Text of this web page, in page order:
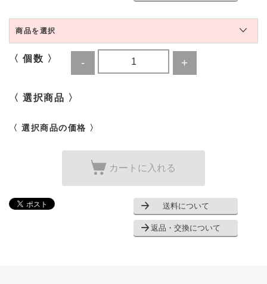
商品を選択
〈 個数 〉
〈 選択商品 〉
〈 選択商品の価格 〉
カートに入れる
送料について
返品・交換について